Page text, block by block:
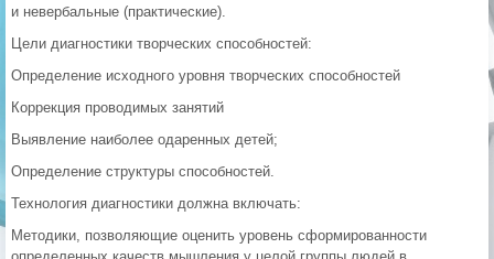
и невербальные (практические).
Цели диагностики творческих способностей:
Определение исходного уровня творческих способностей
Коррекция проводимых занятий
Выявление наиболее одаренных детей;
Определение структуры способностей.
Технология диагностики должна включать:
Методики, позволяющие оценить уровень сформированности